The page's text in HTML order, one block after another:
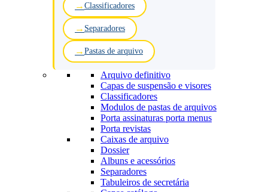
Classificadores
Separadores
Pastas de arquivo
Arquivo definitivo
Capas de suspensão e visores
Classificadores
Modulos de pastas de arquivos
Porta assinaturas porta menus
Porta revistas
Caixas de arquivo
Dossier
Albuns e acessórios
Separadores
Tabuleiros de secretária